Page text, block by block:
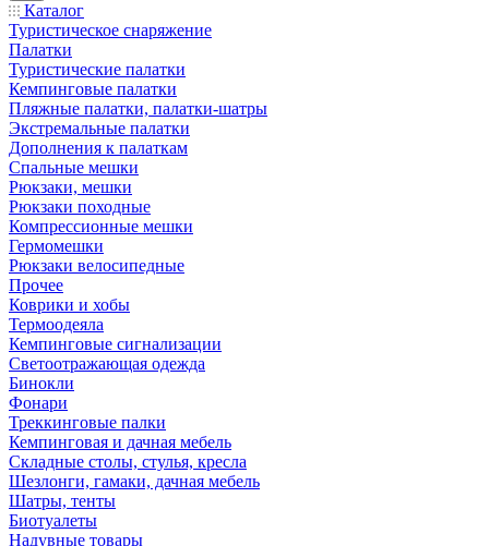
Каталог
Туристическое снаряжение
Палатки
Туристические палатки
Кемпинговые палатки
Пляжные палатки, палатки-шатры
Экстремальные палатки
Дополнения к палаткам
Спальные мешки
Рюкзаки, мешки
Рюкзаки походные
Компрессионные мешки
Гермомешки
Рюкзаки велосипедные
Прочее
Коврики и хобы
Термоодеяла
Кемпинговые сигнализации
Светоотражающая одежда
Бинокли
Фонари
Треккинговые палки
Кемпинговая и дачная мебель
Складные столы, стулья, кресла
Шезлонги, гамаки, дачная мебель
Шатры, тенты
Биотуалеты
Надувные товары